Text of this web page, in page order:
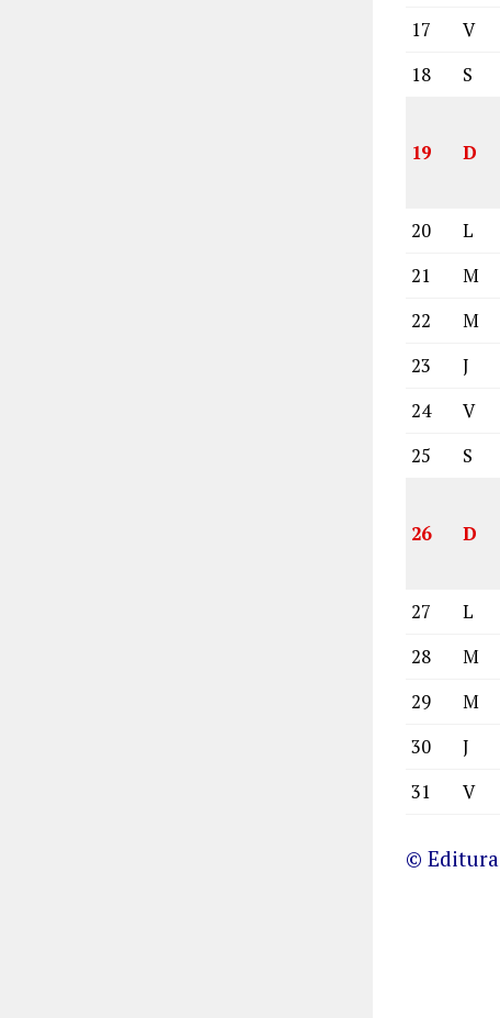
17
V
18
S
19 D
20
L
21
M
22
M
23
J
24
V
25
S
26 D
27
L
28
M
29
M
30
J
31
V
© Editura